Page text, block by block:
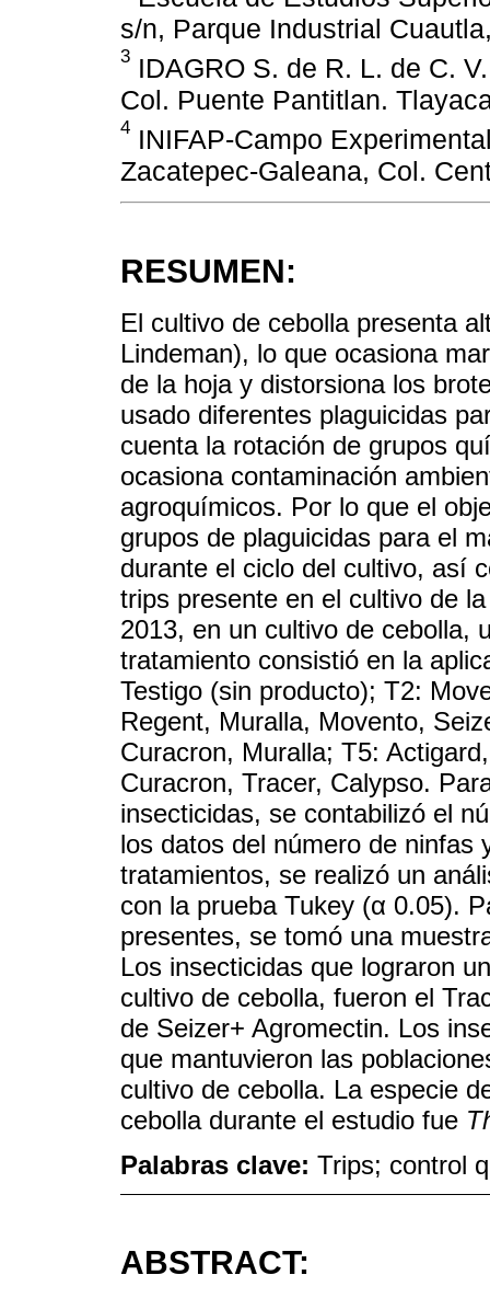
s/n, Parque Industrial
3 IDAGRO S. de R. L. de C.
Col. Puente Pantitlan.
4 INIFAP-Campo
Zacatepec-Galeana, Col.
RESUMEN:
El cultivo de cebolla presenta
Lindeman), lo que ocasiona
de la hoja y distorsiona los
usado diferentes plaguicidas
cuenta la rotación de grupos
ocasiona contaminación
agroquímicos. Por lo que el
grupos de plaguicidas para el
durante el ciclo del cultivo, así
trips presente en el cultivo de
2013, en un cultivo de cebolla,
tratamiento consistió en la
Testigo (sin producto); T2:
Regent, Muralla, Movento,
Curacron, Muralla; T5:
Curacron, Tracer, Calypso.
insecticidas, se contabilizó el
los datos del número de ninfas
tratamientos, se realizó un
con la prueba Tukey (α 0.05).
presentes, se tomó una
Los insecticidas que lograron
cultivo de cebolla, fueron el
de Seizer+ Agromectin. Los
que mantuvieron las
cultivo de cebolla. La especie
cebolla durante el estudio fue
Palabras clave: Trips; control
ABSTRACT: